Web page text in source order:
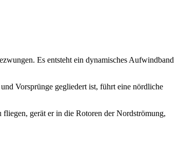
Es entsteht ein dynamisches Aufwindband
Vorsprünge gegliedert ist, führt eine nördliche
gerät er in die Rotoren der Nordströmung,